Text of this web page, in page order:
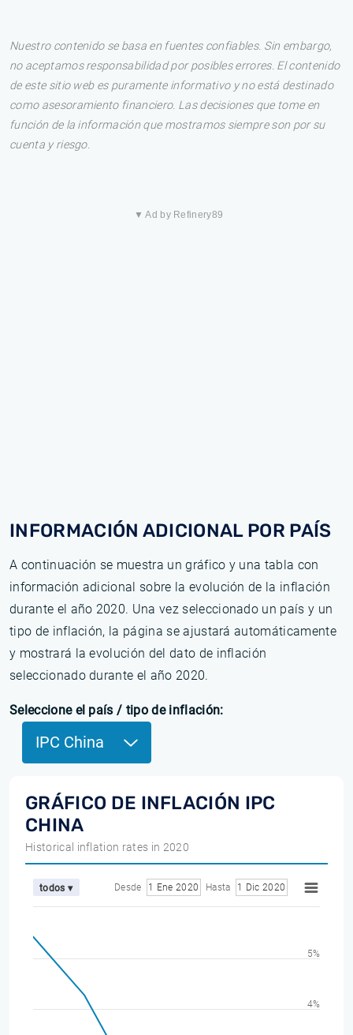
Nuestro contenido se basa en fuentes confiables. Sin embargo,
no aceptamos responsabilidad por posibles errores. El contenido
de este sitio web es puramente informativo y no está destinado
como asesoramiento financiero. Las decisiones que tome en
función de la información que mostramos siempre son por su
cuenta y riesgo.
▼ Ad by Refinery89
INFORMACIÓN ADICIONAL POR PAÍS
A continuación se muestra un gráfico y una tabla con
información adicional sobre la evolución de la inflación
durante el año 2020. Una vez seleccionado un país y un
tipo de inflación, la página se ajustará automáticamente
y mostrará la evolución del dato de inflación
seleccionado durante el año 2020.
Seleccione el país / tipo de inflación:
IPC China
GRÁFICO DE INFLACIÓN IPC
CHINA
Historical inflation rates in 2020
todos ▾ Desde 1 Ene 2020 Hasta 1 Dic 2020
4%
5%